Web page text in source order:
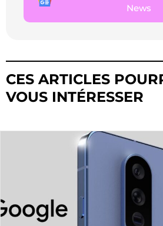
News
CES ARTICLES
VOUS INTÉRESSER